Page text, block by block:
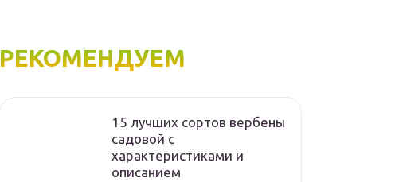
РЕКОМЕНДУЕМ
15 лучших сортов вербены
садовой с
характеристиками и
описанием